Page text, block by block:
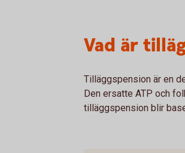
Vad är
Tilläggspension är en
Den ersatte ATP och
tilläggspension blir